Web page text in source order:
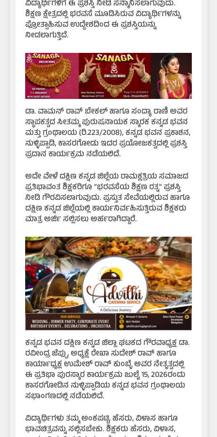
ವಿದ್ಯಾರ್ಥಿಗಳಿಗೆ ಈ ಪ್ರಶಸ್ತಿ ನೀಡಿ ಸನ್ಮಾನಿಸಲಾಗುವುದು.
ಶಿಕ್ಷಣ ಕ್ಷೇತ್ರದಲ್ಲಿ ಭರವಸೆ ಮೂಡಿಸಿರುವ ವಿದ್ಯಾರ್ಥಿಗಳನ್ನು
ಪ್ರೋತ್ಸಾಹಿಸುವ ಉದ್ದೇಶದಿಂದ ಈ ಪ್ರಶಸ್ತಿಯನ್ನು
ನೀಡಲಾಗುತ್ತಿದೆ.
ಡಾ. ವಾಮನ್ ರಾವ್ ಬೇಕಲ್ ಹಾಗೂ ಸಂದ್ಯಾ ರಾಣಿ ಅವರ
ಸ್ಥಾಪಕತ್ವದ ಸೀತಮ್ಮ ಪುರುಷನಾಯಕ ಸ್ಮಾರಕ ಕನ್ನಡ ಭವನ
ಮತ್ತು ಗ್ರಂಥಾಲಯ (ರಿ.223/2008), ಕನ್ನಡ ಭವನ ಪ್ರಕಾಶನ,
ನುಳ್ಳಿಪ್ಪಾಡಿ, ಕಾಸರಗೋಡು ಇದರ ಪ್ರಯೋಜಕತ್ವದಲ್ಲಿ ಪ್ರಶಸ್ತಿ
ಪ್ರದಾನ ಕಾರ್ಯಕ್ರಮ ನಡೆಯಲಿದೆ.
ಅದೇ ವೇಳೆ ದಕ್ಷಿಣ ಕನ್ನಡ ಜಿಲ್ಲೆಯ ರಾಮಕ್ಷತ್ರಿಯ ಸಮಾಜದ
ಪ್ರತಿಭಾವಂತ ಶಿಕ್ಷಕರಿಗೂ “ಭರವಸೆಯ ಶಿಕ್ಷಣ ರತ್ನ” ಪ್ರಶಸ್ತಿ
ನೀಡಿ ಗೌರವಿಸಲಾಗುವುದು. ಪ್ರಸ್ತುತ ಸೇವೆಯಲ್ಲಿರುವ ಹಾಗೂ
ದಕ್ಷಿಣ ಕನ್ನಡ ಜಿಲ್ಲೆಯಲ್ಲಿ ಕಾರ್ಯನಿರ್ವಹಿಸುತ್ತಿರುವ ಶಿಕ್ಷಕರು
ಮಾತ್ರ ಅರ್ಜಿ ಸಲ್ಲಿಸಲು ಅರ್ಹರಾಗಿದ್ದಾರೆ.
ಕನ್ನಡ ಭವನ ದಕ್ಷಿಣ ಕನ್ನಡ ಜಿಲ್ಲಾ ಘಟಕದ ಗೌರವಾಧ್ಯಕ್ಷ ಡಾ.
ರವೀಂದ್ರ ಜೆಪ್ಪು, ಅಧ್ಯಕ್ಷೆ ರೇಖಾ ಸುದೇಶ್ ರಾವ್ ಹಾಗೂ
ಕಾರ್ಯಾಧ್ಯಕ್ಷ ಉಮೇಶ್ ರಾವ್ ಕುಂಬ್ಳೆ ಅವರ ನೇತೃತ್ವದಲ್ಲಿ
ಈ ಪ್ರತಿಭಾ ಪುರಸ್ಕಾರ ಕಾರ್ಯಕ್ರಮ ಜುಲೈ 15, 2026ರಂದು
ಕಾಸರಗೋಡಿನ ನುಳ್ಳಿಪ್ಪಾಡಿಯ ಕನ್ನಡ ಭವನ ಗ್ರಂಥಾಲಯ
ಸಭಾಂಗಣದಲ್ಲಿ ನಡೆಯಲಿದೆ.
ವಿದ್ಯಾರ್ಥಿಗಳು ತಮ್ಮ ಅಂಕಪಟ್ಟಿ, ಹೆಸರು, ವಿಳಾಸ ಹಾಗೂ
ಭಾವಚಿತ್ರವನ್ನು ಸಲ್ಲಿಸಬೇಕು. ಶಿಕ್ಷಕರು ಹೆಸರು, ವಿಳಾಸ,